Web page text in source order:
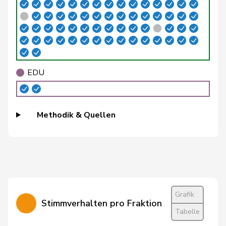
Storni
Bruno SP S
Walliser
Bruno SVP V
Wermuth
Cédric SP S
AG
Amaudruz
Céline SVP V
GE
Lohr
M-E
Wasserfallen
EDU
Methodik & Quellen
Stimmverhalten pro Fraktion
Grafik
Tabelle